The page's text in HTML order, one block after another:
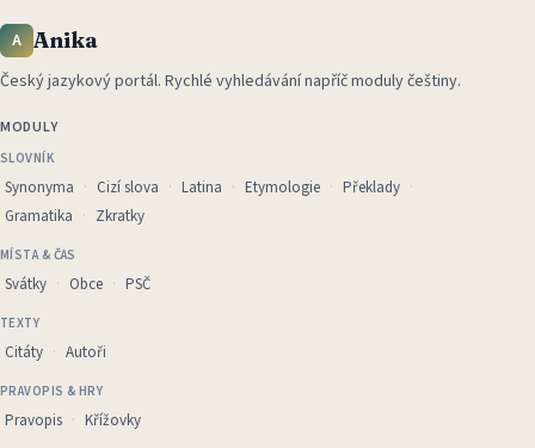
A Anika
Český jazykový portál. Rychlé vyhledávání napříč moduly češtiny.
MODULY
SLOVNÍK
Synonyma Cizí slova Latina Etymologie
Překlady
Gramatika
Zkratky
MÍSTA & ČAS
Svátky Obce PSČ
TEXTY
Citáty Autoři
PRAVOPIS & HRY
Pravopis Křížovky